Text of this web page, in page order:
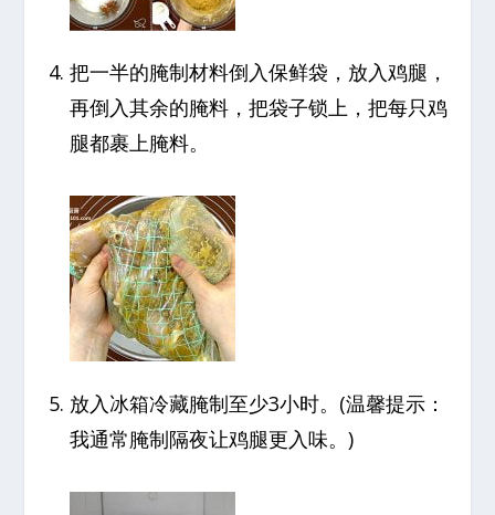
把一半的腌制材料倒入保鲜袋，放入鸡腿，
再倒入其余的腌料，把袋子锁上，把每只鸡
腿都裹上腌料。
放入冰箱冷藏腌制至少3小时。(温馨提示：
我通常腌制隔夜让鸡腿更入味。)